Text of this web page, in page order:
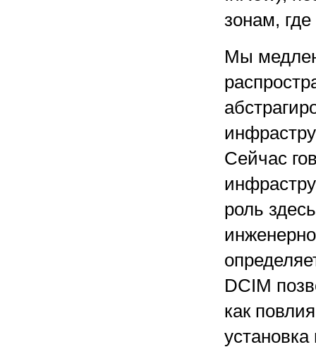
зонам, где
Мы
Сейчас
роль
DCIM
как